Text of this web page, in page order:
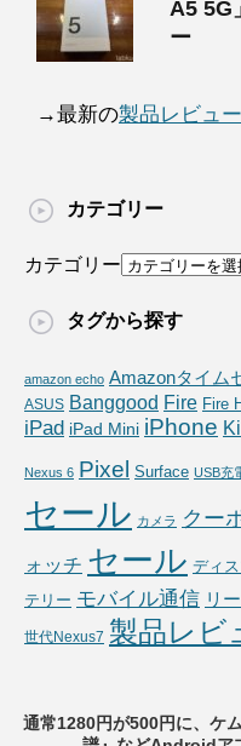
A5 5G
ー
→最新の製品レビュ
カテゴリー
カテゴリー
タグから探す
amazon echo Amazonタイム
ASUS Banggood Fire Fire
iPad iPad Mini iPhone
Nexus 6 Pixel Surface USB充
セール カメラ クー
ォッチ セール ディ
テリー モバイル通信 リ
世代Nexus7 製品レビ
通常1280円が500円に、ケ